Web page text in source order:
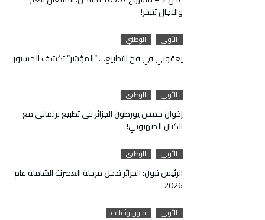
والآجال تتبخر!
الأولى الوطني
يعقوبي في فخ التطبيع… “المؤشر” تكشف المستور
الأولى الوطني
إخوان حمس يورطون الجزائر في تطبيع برلماني مع
الكيان الصهيوني!
الأولى الوطني
الرئيس تبون: الجزائر تدخل مرحلة العصرنة الشاملة عام
2026
الأولى فنون وثقافة